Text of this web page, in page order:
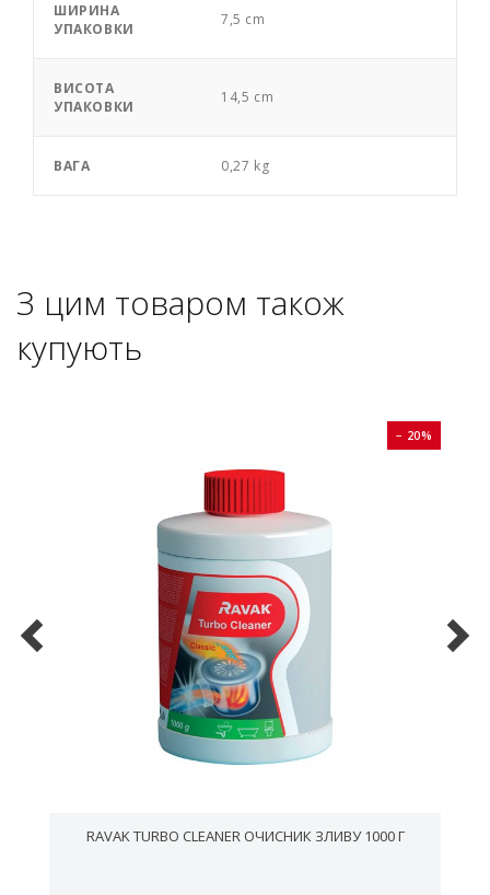
ШИРИНА
УПАКОВКИ
7,5 cm
ВИСОТА
УПАКОВКИ
14,5 cm
ВАГА 0,27 kg
З цим товаром також
купують
− 20%
RAVAK TURBO CLEANER ОЧИСНИК ЗЛИВУ 1000 Г